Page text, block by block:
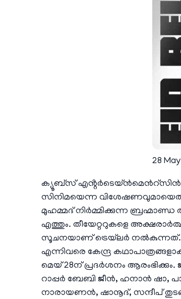
28
ക്യൂബ്സ്
സിനിമയെന്ന
മുഹമ്മദ്‌ നിർമ്മിക്കുന്ന ബ്രഹ്മാണ്ഡ
എത്തും. തീയേറ്ററുകളെ
സൂചനയാണ് ട്രെയ്‌ലർ നൽകുന്നത്.
എന്നിവരെ കേന്ദ്ര
മെയ് 28ന് പ്രദർശനം
റാപ്പർ ബേബി ജീൻ, ഹനാൻ ഷാ,
നാരായണൻ, ഷാനൂദ്, സന്ദീപ്